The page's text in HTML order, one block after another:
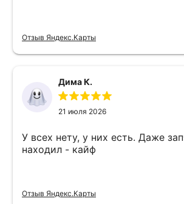
Отзыв Яндекс.Карты
Дима К.
21 июля 2026
У всех нету, у них есть. Даже
находил - кайф
Отзыв Яндекс.Карты